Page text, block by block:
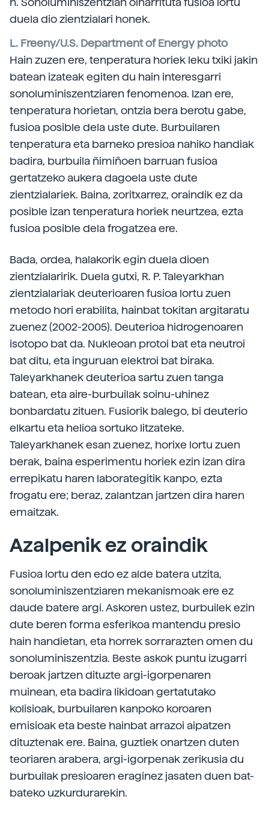
duela dio zientzialari honek.
L. Freeny/U.S. Department of Energy photo
Hain zuzen ere, tenperatura horiek leku txiki jakin
batean izateak egiten du hain interesgarri
sonoluminiszentziaren fenomenoa. Izan ere,
tenperatura horietan, ontzia bera berotu gabe,
fusioa posible dela uste dute. Burbuilaren
tenperatura eta barneko presioa nahiko handiak
badira, burbuila ñimiñoen barruan fusioa
gertatzeko aukera dagoela uste dute
zientzialariek. Baina, zoritxarrez, oraindik ez da
posible izan tenperatura horiek neurtzea, ezta
fusioa posible dela frogatzea ere.
Bada, ordea, halakorik egin duela dioen
zientzialaririk. Duela gutxi, R. P. Taleyarkhan
zientzialariak deuterioaren fusioa lortu zuen
metodo hori erabilita, hainbat tokitan argitaratu
zuenez (2002-2005). Deuterioa hidrogenoaren
isotopo bat da. Nukleoan protoi bat eta neutroi
bat ditu, eta inguruan elektroi bat biraka.
Taleyarkhanek deuterioa sartu zuen tanga
batean, eta aire-burbuilak soinu-uhinez
bonbardatu zituen. Fusiorik balego, bi deuterio
elkartu eta helioa sortuko litzateke.
Taleyarkhanek esan zuenez, horixe lortu zuen
berak, baina esperimentu horiek ezin izan dira
errepikatu haren laborategitik kanpo, ezta
frogatu ere; beraz, zalantzan jartzen dira haren
emaitzak.
Azalpenik ez oraindik
Fusioa lortu den edo ez alde batera utzita,
sonoluminiszentziaren mekanismoak ere ez
daude batere argi. Askoren ustez, burbuilek ezin
dute beren forma esferikoa mantendu presio
hain handietan, eta horrek sorrarazten omen du
sonoluminiszentzia. Beste askok puntu izugarri
beroak jartzen dituzte argi-igorpenaren
muinean, eta badira likidoan gertatutako
kolisioak, burbuilaren kanpoko koroaren
emisioak eta beste hainbat arrazoi aipatzen
dituztenak ere. Baina, guztiek onartzen duten
teoriaren arabera, argi-igorpenak zerikusia du
burbuilak presioaren eraginez jasaten duen bat-
bateko uzkurdurarekin.